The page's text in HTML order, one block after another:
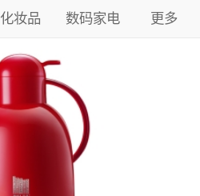
化妆品 数码家电 更多